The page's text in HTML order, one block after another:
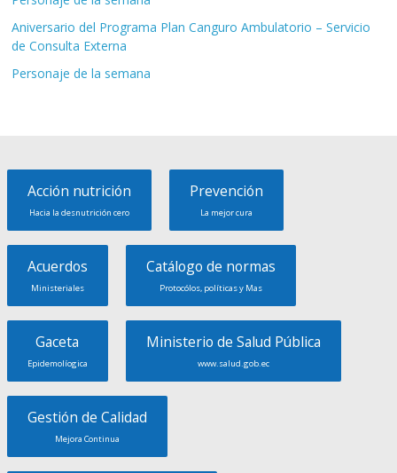
Aniversario del Programa Plan Canguro Ambulatorio – Servicio
de Consulta Externa
Personaje de la semana
Acción nutrición
Hacia la desnutrición cero
Prevención
La mejor cura
Acuerdos
Ministeriales
Catálogo de normas
Protocólos, políticas y Mas
Gaceta
Epidemolíogica
Ministerio de Salud Pública
www.salud.gob.ec
Gestión de Calidad
Mejora Continua